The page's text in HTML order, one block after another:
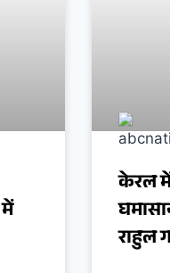
केरल
राहुल